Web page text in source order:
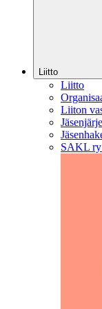
Liitto
Liitto
Liiton
SAKL ry